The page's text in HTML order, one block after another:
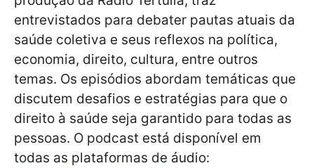
entrevistados para debater pautas atuais da
saúde coletiva e seus reflexos na política,
economia, direito, cultura, entre outros
temas. Os episódios abordam temáticas que
discutem desafios e estratégias para que o
direito à saúde seja garantido para todas as
pessoas. O podcast está disponível em
todas as plataformas de áudio: